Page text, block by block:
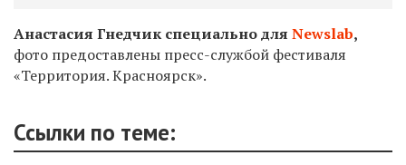
Анастасия Гнедчик специально для Newslab,
фото предоставлены пресс-службой фестиваля
«Территория. Красноярск».
Ссылки по теме: